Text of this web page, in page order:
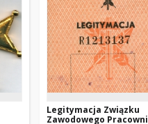
Legitymacja Związku
Zawodowego